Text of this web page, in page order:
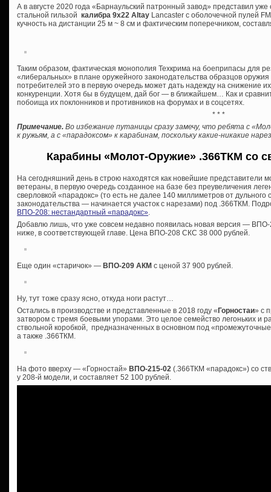
А в августе 2020 года «Барнаульский патронный завод» представил
стальной гильзой калибра 9х22 Altay Lancaster с оболочечной пулей
кучность на дистанции 25 м ~ 8 см и фактическим поперечником,
Таким образом, фактическая монополия Техкрима на боеприпасы для
«либеральных» в плане оружейного законодательства образцов
потребителей это в первую очередь может дать надежду на снижение
конкуренции. Хотя бы в будущем, дай бог — в ближайшем… Как и
побоища их поклонников и противников на форумах и в соцсетях.
* * *
Примечание. Во избежание путаницы сразу замечу, что ребята с
к ружьям, а с «парадоксом» к карабинам, поскольку какие-никакие
Карабины «Молот-Оружие» .366ТКМ со
На сегодняшний день в строю находятся как новейшие представители
ветераны, в первую очередь созданное на базе без преувеличения
сверловкой «парадокс» (то есть не далее 140 миллиметров от
законодательства — начинается участок с нарезами) под .366ТКМ.
ВПО-208: нестандартный «парадокс».
Добавлю лишь, что уже совсем недавно появилась новая версия —
ниже, в соответствующей главе. Цена ВПО-208 СКС 38 000 рублей.
Еще один «старичок» — ВПО-209 АКМ с ценой 37 900 рублей.
Ну, тут тоже сразу ясно, откуда ноги растут…
Остались в производстве и представленные в 2018 году « Горностаи» с
затвором с тремя боевыми упорами. Это целое семейство легоньких и
ствольной коробкой, предназначенных в основном под
а также .366ТКМ.
На фото вверху — «Горностай» ВПО-215-02 (.366ТКМ «парадокс») со
у 208-й модели, и составляет 52 100 рублей.